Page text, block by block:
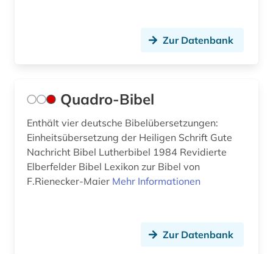
Zur Datenbank
Quadro-Bibel
Enthält vier deutsche Bibelübersetzungen:
Einheitsübersetzung der Heiligen Schrift Gute
Nachricht Bibel Lutherbibel 1984 Revidierte
Elberfelder Bibel Lexikon zur Bibel von
F.Rienecker-Maier Mehr Informationen
Zur Datenbank